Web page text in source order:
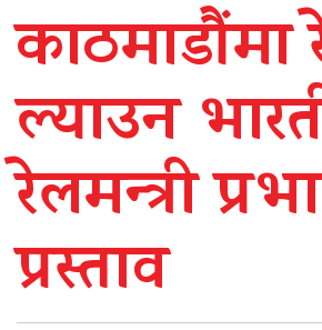
काठमाडौंमा
ल्याउन
रेलमन्त्री
प्रस्ताव